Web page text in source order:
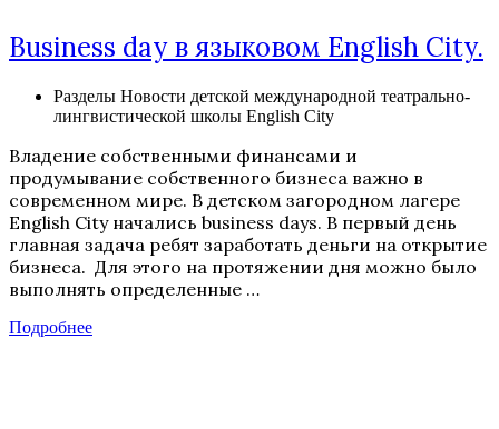
Business day в языковом English City.
Разделы Новости детской международной театрально-
лингвистической школы English City
Владение собственными финансами и
продумывание собственного бизнеса важно в
современном мире. В детском загородном лагере
English City начались business days. В первый день
главная задача ребят заработать деньги на открытие
бизнеса. Для этого на протяжении дня можно было
выполнять определенные …
Подробнее